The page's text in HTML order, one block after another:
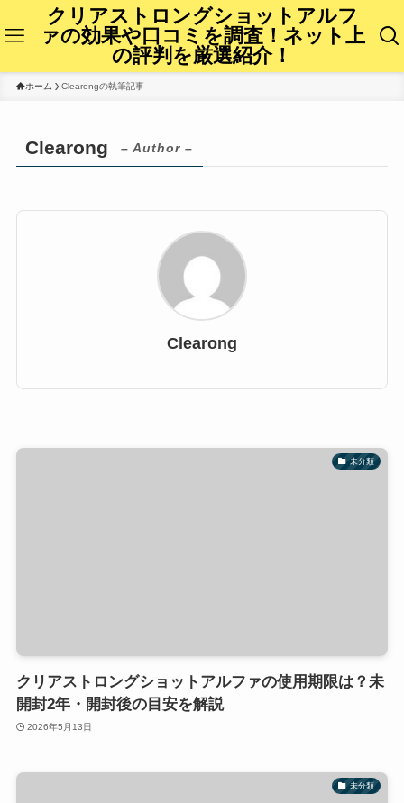
クリアストロングショットアルフ
ァの効果や口コミを調査！ネット上
の評判を厳選紹介！
ホーム Clearongの執筆記事
Clearong – Author –
Clearong
未分類
クリアストロングショットアルファの使用期限は？未
開封2年・開封後の目安を解説
2026年5月13日
未分類